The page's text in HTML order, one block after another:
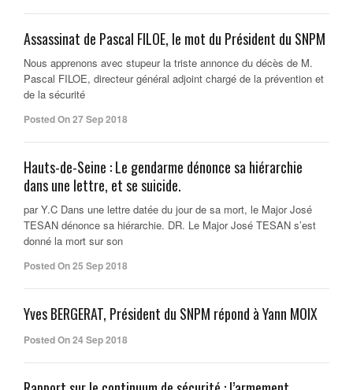
Assassinat de Pascal FILOE, le mot du Président du SNPM
Nous apprenons avec stupeur la triste annonce du décès de M.
Pascal FILOE, directeur général adjoint chargé de la prévention et
de la sécurité
Posted On 27 Sep 2018
Hauts-de-Seine : Le gendarme dénonce sa hiérarchie
dans une lettre, et se suicide.
par Y.C Dans une lettre datée du jour de sa mort, le Major José
TESAN dénonce sa hiérarchie. DR. Le Major José TESAN s’est
donné la mort sur son
Posted On 25 Sep 2018
Yves BERGERAT, Président du SNPM répond à Yann MOIX
Posted On 24 Sep 2018